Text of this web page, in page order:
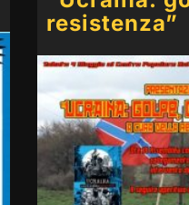
resistenza”